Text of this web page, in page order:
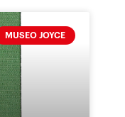
MUSEO JOYCE